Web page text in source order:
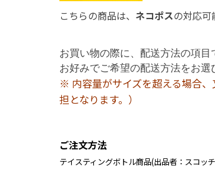
こちらの商品は、 ネコポスの対応可
お買い物の際に、配送方法の項目
お好みでご希望の配送方法をお
※ 内容量がサイズを超える場合
担となります。）
ご注文方法
テイスティングボトル商品(出品者：スコッ